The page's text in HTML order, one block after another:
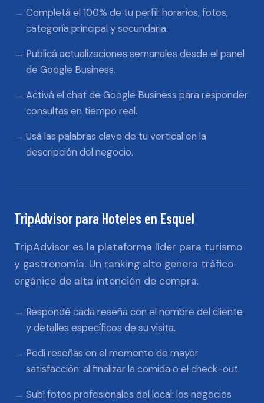
Completá el 100% de tu perfil: horarios, fotos,
categoría principal y secundaria.
Publicá actualizaciones semanales desde el panel
de Google Business.
Activá el chat de Google Business para responder
consultas en tiempo real.
Usá las palabras clave de tu vertical en la
descripción del negocio.
TripAdvisor para Hoteles en Esquel
TripAdvisor es la plataforma líder para turismo
y gastronomía. Un ranking alto genera tráfico
orgánico de alta intención de compra.
Respondé cada reseña con el nombre del cliente
y detalles específicos de su visita.
Pedí reseñas en el momento de mayor
satisfacción: al finalizar la comida o el check-out.
Subí fotos profesionales del local: los negocios